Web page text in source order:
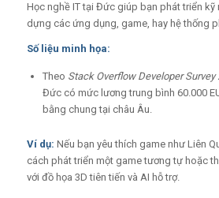
Học nghề IT tại Đức giúp bạn phát triển kỹ
dựng các ứng dụng, game, hay hệ thống
Số liệu minh họa:
Theo Stack Overflow Developer Survey
Đức có mức lương trung bình 60.000
bằng chung tại châu Âu.
Ví dụ: Nếu bạn yêu thích game như Liên
cách phát triển một game tương tự hoặc
với đồ họa 3D tiên tiến và AI hỗ trợ.